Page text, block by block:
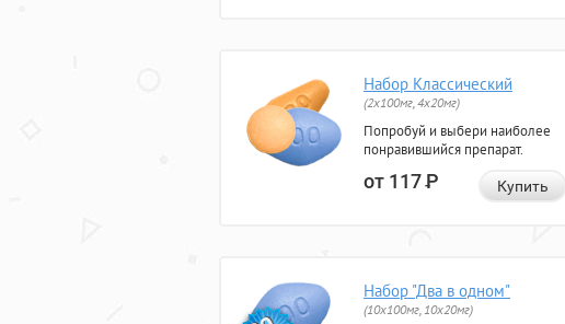
Набор Классический
(2x100мг, 4x20мг)
Попробуй и выбери наиболее
понравившийся препарат.
от 117Р Купить
Набор "Два в одном"
(10x100мг, 10x20мг)